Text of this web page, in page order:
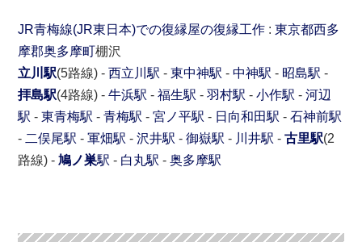
JR青梅線(JR東日本)での復縁屋の復縁工作 :東京都西多
摩郡奥多摩町棚沢
立川駅(5路線) -西立川駅 -東中神駅 -中神駅 - 昭島駅 -
拝島駅(4路線) -牛浜駅 -福生駅 -羽村駅 -小作駅 -河辺
駅 -東青梅駅 -青梅駅 -宮ノ平駅 - 日向和田駅 -石神前駅
- 二俣尾駅 -軍畑駅 -沢井駅 -御嶽駅 - 川井駅 -古里駅(2
路線) -鳩ノ巣駅 - 白丸駅 -奥多摩駅